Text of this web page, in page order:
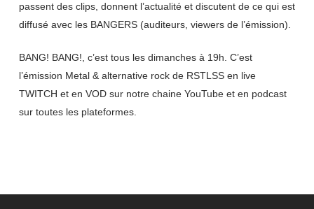
passent des clips, donnent l’actualité et discutent de ce qui est
diffusé avec les BANGERS (auditeurs, viewers de l’émission).
BANG! BANG!, c’est tous les dimanches à 19h. C’est
l’émission Metal & alternative rock de RSTLSS en live
TWITCH et en VOD sur notre chaine YouTube et en podcast
sur toutes les plateformes.